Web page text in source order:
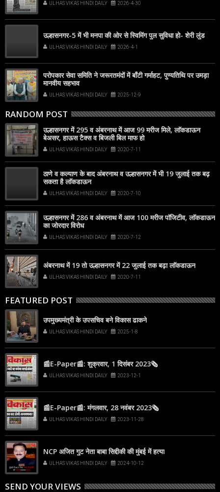
ULHAS VIKAS HINDI DAILY 2026-4-30
उल्हासनगर-5 में भी मनपा की ओर से स्विमिंग पुल सुविधा हो- शेरी लुंड
ULHAS VIKAS HINDI DAILY 2026-4-1
परोपकार सेवा समिति ने जरूरतमंदों में बाँटी गर्माहट, पुण्यतिथि पर उमड़ा
मानवीय सहभाव
ULHAS VIKAS HINDI DAILY 2025-12-9
RANDOM POST
उल्हासनगर में 295 व अंबरनाथ में आज 99 मरीज मिले, लाॅकडाऊन
बेअसर, हाऊस टैक्स व बिजली बिल माफ हो
ULHAS VIKAS HINDI DAILY 2020-7-11
ठाणे व कल्याण के बाद अंबरनाथ व उल्हासनगर में भी 19 जुलाई तक बढ़
सकता है लाॅकडाऊन
ULHAS VIKAS HINDI DAILY 2020-7-10
उल्हासनगर में 286 व अंबरनाथ में आज 100 मरीज पाॅजिटीव, लाॅकडाऊन
का जोरदार विरोध
ULHAS VIKAS HINDI DAILY 2020-7-12
अंबरनाथ में 19 तो उल्हासनगर में 22 जुलाई तक बढ़ा लाॅकडाऊन
ULHAS VIKAS HINDI DAILY 2020-7-11
FEATURED POST
उपमुख्यमंत्री के उपसचिव बने विकास ढाकने
ULHAS VIKAS HINDI DAILY 2025-1-8
📰E-Paper📰: शुक्रवार, 1 दिसंबर 2023🗞
ULHAS VIKAS HINDI DAILY 2023-12-1
📰E-Paper📰: मंगलवार, 28 नवंबर 2023🗞
ULHAS VIKAS HINDI DAILY 2023-11-28
NCP अजित गुट नेता बाबा सिद्दीकी की मुंबई में हत्या
ULHAS VIKAS HINDI DAILY 2024-10-12
SEND YOUR VIEWS